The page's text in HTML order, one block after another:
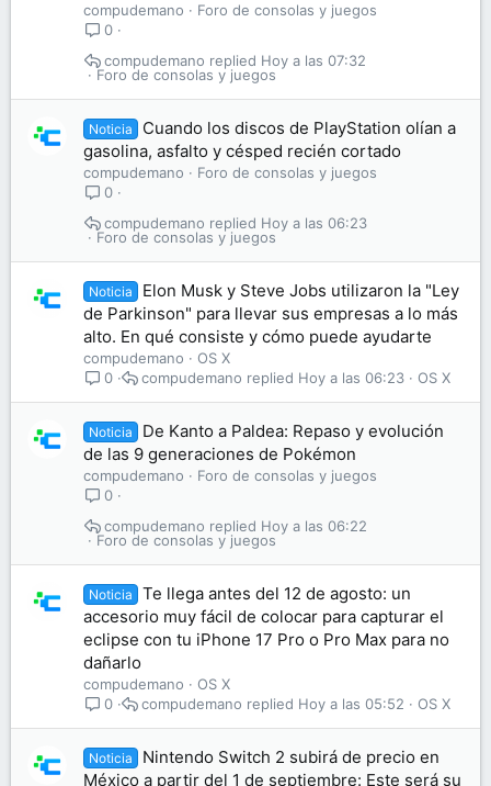
compudemano
Foro de consolas y juegos
0
Foro de consolas y juegos
Hoy a las 07:32
compudemano
Noticia
Cuando los discos de PlayStation olían a
gasolina, asfalto y césped recién cortado
compudemano
Foro de consolas y juegos
0
Foro de consolas y juegos
Hoy a las 06:23
compudemano
Noticia
Elon Musk y Steve Jobs utilizaron la "Ley
de Parkinson" para llevar sus empresas a lo más
alto. En qué consiste y cómo puede ayudarte
compudemano
OS X
0
OS X
Hoy a las 06:23
compudemano
Noticia
De Kanto a Paldea: Repaso y evolución
de las 9 generaciones de Pokémon
compudemano
Foro de consolas y juegos
0
Foro de consolas y juegos
Hoy a las 06:22
compudemano
Noticia
Te llega antes del 12 de agosto: un
accesorio muy fácil de colocar para capturar el
eclipse con tu iPhone 17 Pro o Pro Max para no
dañarlo
compudemano
OS X
0
OS X
Hoy a las 05:52
compudemano
Noticia
Nintendo Switch 2 subirá de precio en
México a partir del 1 de septiembre: Este será su